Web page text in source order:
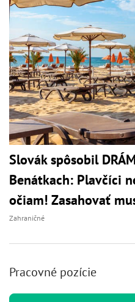
Slovák spôsobil
Benátkach: Plavčíci
očiam! Zasahovať
Zahraničné
Pracovné pozície